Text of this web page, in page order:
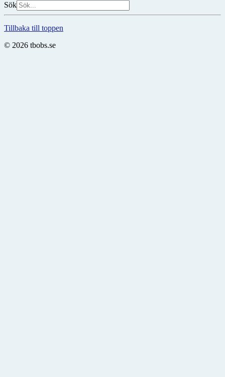
Sök
Tillbaka till toppen
© 2026 tbobs.se